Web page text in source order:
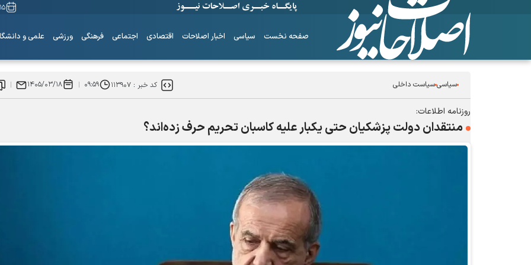
۱۵ مرداد ۱۴۰۵
صفحه نخست سیاسی اخبار اصلاحات اقتصادی اجتماعی فرهنگی ورزشی علمی و
سیاسیسیاست داخلی کد خبر :۱۱۳۹۰۷ ۰۹:۵۹ ۱۴۰۵/۰۳/۱۸
روزنامه اطلاعات:
منتقدان دولت پزشکیان حتی یکبار علیه کاسبان تحریم حرف زده‌اند؟